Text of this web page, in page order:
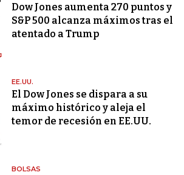
Dow Jones aumenta 270 puntos y
S&P 500 alcanza máximos tras el
atentado a Trump
EE.UU.
El Dow Jones se dispara a su
máximo histórico y aleja el
temor de recesión en EE.UU.
BOLSAS